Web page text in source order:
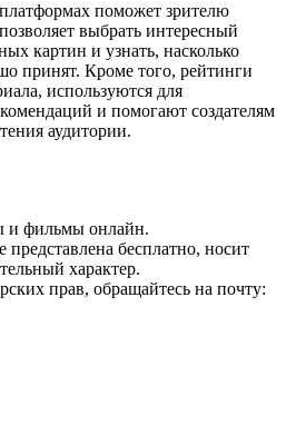
поможет зрителю
выбрать интересный
картин и узнать, насколько
принят. Кроме того, рейтинги
используются для
и помогают создателям
аудитории.
и фильмы онлайн.
бесплатно, носит
характер.
прав, обращайтесь на почту: